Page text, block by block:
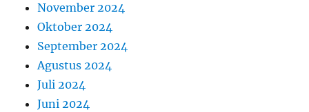
November 2024
Oktober 2024
September 2024
Agustus 2024
Juli 2024
Juni 2024